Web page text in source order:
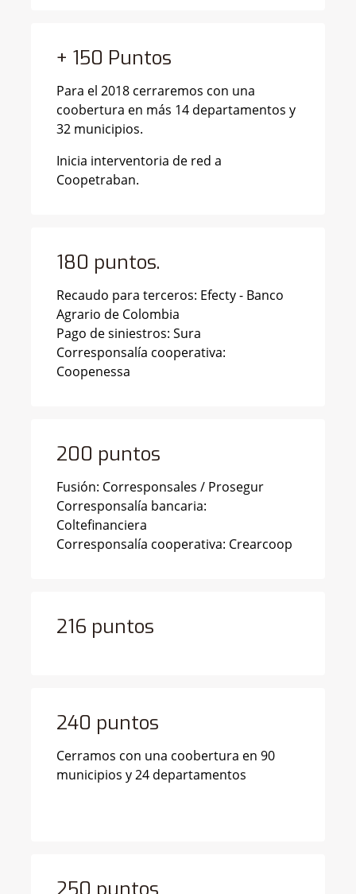
+ 150 Puntos
Para el 2018 cerraremos con una
coobertura en más 14 departamentos y
32 municipios.
Inicia interventoria de red a
Coopetraban.
180 puntos.
Recaudo para terceros: Efecty - Banco
Agrario de Colombia
Pago de siniestros: Sura
Corresponsalía cooperativa:
Coopenessa
200 puntos
Fusión: Corresponsales / Prosegur
Corresponsalía bancaria:
Coltefinanciera
Corresponsalía cooperativa: Crearcoop
216 puntos
240 puntos
Cerramos con una coobertura en 90
municipios y 24 departamentos